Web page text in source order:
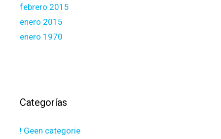
febrero 2015
enero 2015
enero 1970
Categorías
! Geen categorie